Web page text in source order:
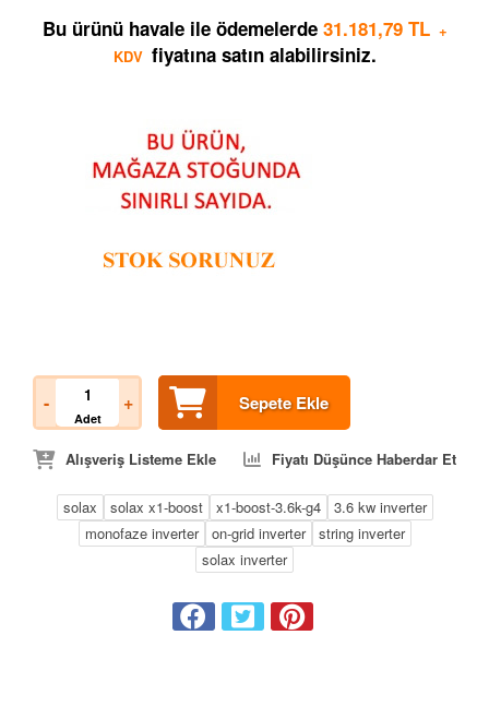
Bu ürünü havale ile ödemelerde 31.181,79 TL +
KDV fiyatına satın alabilirsiniz.
-
Adet
+ Sepete Ekle
Alışveriş Listeme Ekle Fiyatı Düşünce Haberdar Et
solax solax x1-boost x1-boost-3.6k-g4
3.6 kw inverter
monofaze inverter
on-grid inverter
string inverter
solax inverter